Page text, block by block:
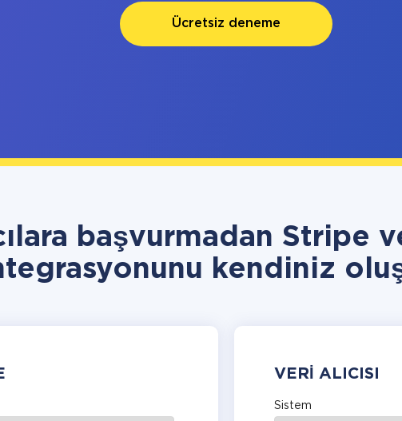
Ücretsiz deneme
başvurmadan Stripe
kendiniz
VERI ALICISI
Sistem